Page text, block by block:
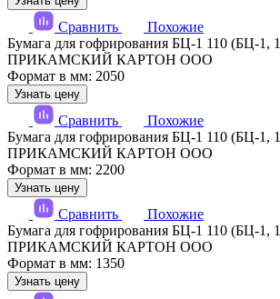
Сравнить
Похожие
Бумага для гофрирования БЦ-1 110 (БЦ-1,
ПРИКАМСКИЙ КАРТОН ООО
Формат в мм: 2050
Узнать цену
Сравнить
Похожие
Бумага для гофрирования БЦ-1 110 (БЦ-1,
ПРИКАМСКИЙ КАРТОН ООО
Формат в мм: 2200
Узнать цену
Сравнить
Похожие
Бумага для гофрирования БЦ-1 110 (БЦ-1,
ПРИКАМСКИЙ КАРТОН ООО
Формат в мм: 1350
Узнать цену